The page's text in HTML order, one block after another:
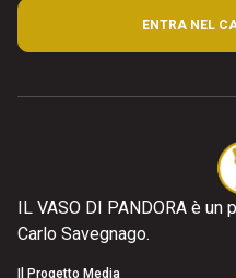
ENTRA NEL
IL VASO DI PANDORA è
Carlo Savegnago.
Il Progetto Media